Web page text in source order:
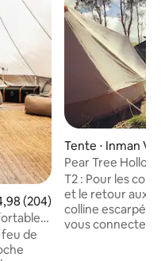
moyenne sur la
(204)
de
Tente ⋅ Inman
Pear Tree Hollow
T2 : Pour les
et le retour aux
colline escarpée
vous connecter à